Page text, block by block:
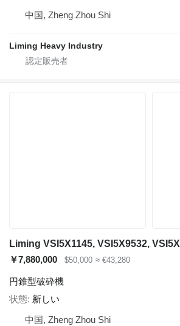
中国, Zheng Zhou Shi
Liming Heavy Industry
Liming VSI5X1145, VSI5X9532,
￥7,880,000
$50,000 ≈ €43,280
円錐型破砕機
状態 新しい
中国, Zheng Zhou Shi